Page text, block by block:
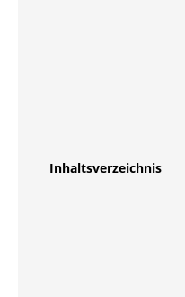
Inhaltsverzeichnis